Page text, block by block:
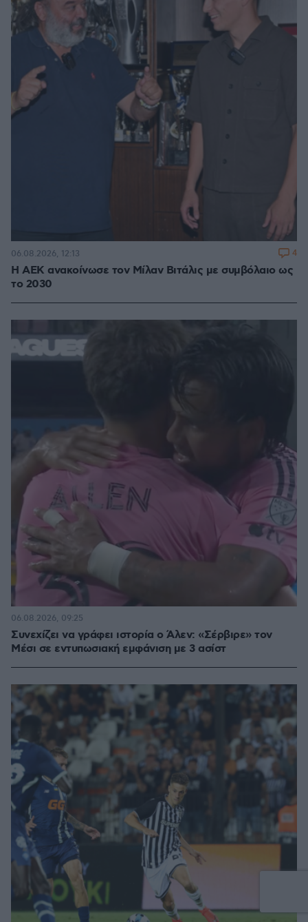
H ΑΕΚ ανακοίνωσε τον Μίλαν Βιτάλις με συμβόλαιο ως
το 2030
06.08.2026, 12:13 4
Συνεχίζει να γράφει ιστορία ο Άλεν: «Σέρβιρε» τον
Μέσι σε εντυπωσιακή εμφάνιση με 3 ασίστ
06.08.2026, 09:25